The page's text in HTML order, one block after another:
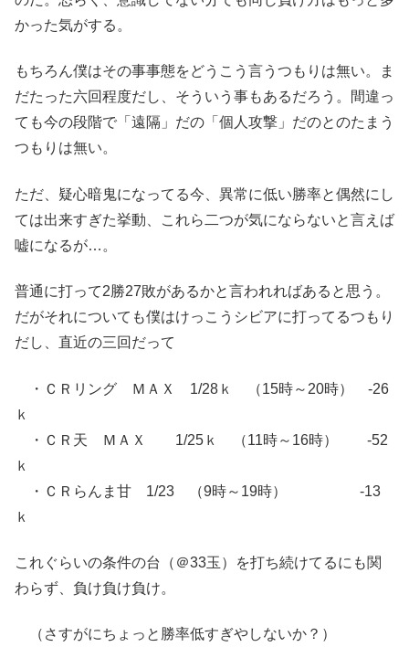
かった気がする。
もちろん僕はその事事態をどうこう言うつもりは無い。ま
だたった六回程度だし、そういう事もあるだろう。間違っ
ても今の段階で「遠隔」だの「個人攻撃」だのとのたまう
つもりは無い。
ただ、疑心暗鬼になってる今、異常に低い勝率と偶然にし
ては出来すぎた挙動、これら二つが気にならないと言えば
嘘になるが…。
普通に打って2勝27敗があるかと言われればあると思う。
だがそれについても僕はけっこうシビアに打ってるつもり
だし、直近の三回だって
・ＣＲリング ＭＡＸ 1/28ｋ （15時～20時） -26
ｋ
・ＣＲ天 ＭＡＸ 1/25ｋ （11時～16時） -52
ｋ
・ＣＲらんま甘 1/23 （9時～19時） -13
ｋ
これぐらいの条件の台（＠33玉）を打ち続けてるにも関
わらず、負け負け負け。
（さすがにちょっと勝率低すぎやしないか？）